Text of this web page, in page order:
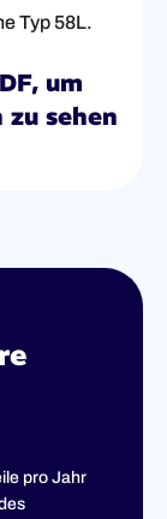
Typ 58L.
um
sehen
pro Jahr